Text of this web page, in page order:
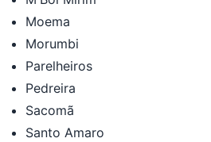
Moema
Morumbi
Parelheiros
Pedreira
Sacomã
Santo Amaro